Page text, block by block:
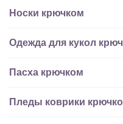
Носки крючком
Одежда для кукол
Пасха крючком
Пледы коврики